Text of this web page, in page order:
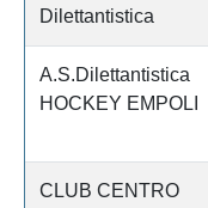
Dilettantistica
A.S.Dilettantistica
HOCKEY EMPOLI
CLUB CENTRO